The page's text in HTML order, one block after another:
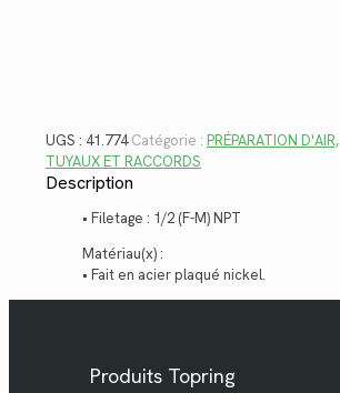
UGS : 41.774 Catégorie : PRÉPARATION D'AIR,
TUYAUX ET RACCORDS
Description
• Filetage : 1/2 (F-M) NPT
Matériau(x) :
• Fait en acier plaqué nickel.
Produits Topring